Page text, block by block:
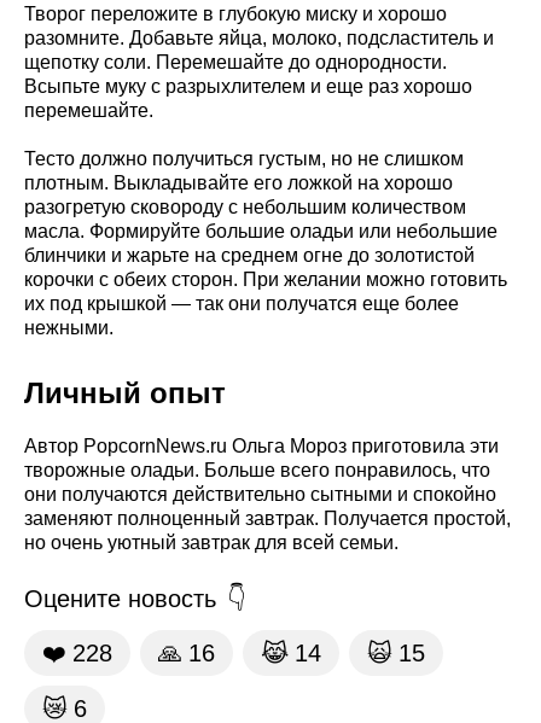
Творог переложите в глубокую миску и хорошо
разомните. Добавьте яйца, молоко, подсластитель и
щепотку соли. Перемешайте до однородности.
Всыпьте муку с разрыхлителем и еще раз хорошо
перемешайте.
Тесто должно получиться густым, но не слишком
плотным. Выкладывайте его ложкой на хорошо
разогретую сковороду с небольшим количеством
масла. Формируйте большие оладьи или небольшие
блинчики и жарьте на среднем огне до золотистой
корочки с обеих сторон. При желании можно готовить
их под крышкой — так они получатся еще более
нежными.
Личный опыт
Автор PopcornNews.ru Ольга Мороз приготовила эти
творожные оладьи. Больше всего понравилось, что
они получаются действительно сытными и спокойно
заменяют полноценный завтрак. Получается простой,
но очень уютный завтрак для всей семьи.
Оцените новость
❤️ 228 🙏 16 😹 14 🙀 15
😿 6